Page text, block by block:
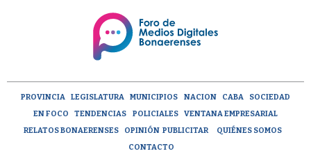
PROVINCIA LEGISLATURA MUNICIPIOS NACION CABA
SOCIEDAD
EN FOCO
TENDENCIAS POLICIALES
VENTANA EMPRESARIAL
RELATOS BONAERENSES
OPINIÓN PUBLICITAR
QUIÉNES SOMOS
CONTACTO